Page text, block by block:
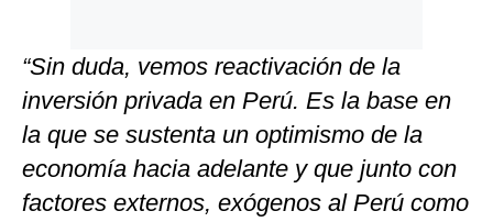
“Sin duda, vemos reactivación de la
inversión privada en Perú. Es la base en
la que se sustenta un optimismo de la
economía hacia adelante y que junto con
factores externos, exógenos al Perú como